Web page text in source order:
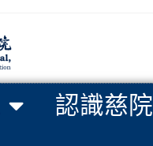
認識慈院